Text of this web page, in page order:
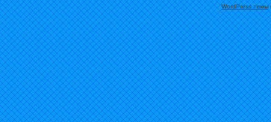
WordPress темы